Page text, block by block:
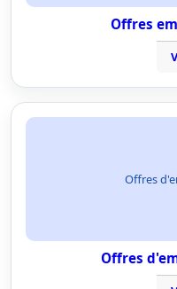
Offres
Offres
Offres